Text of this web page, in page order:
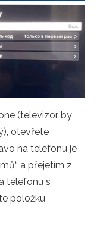
(televizor by
otevřete
na telefonu je
a přejetím z
telefonu s
položku